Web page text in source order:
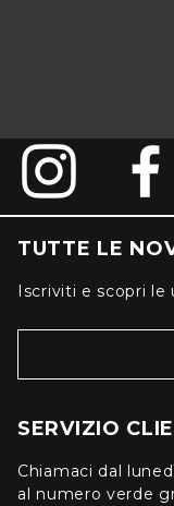
TUTTE LE
Iscriviti e scopri
SERVIZIO
Chiamaci dal
al numero verde